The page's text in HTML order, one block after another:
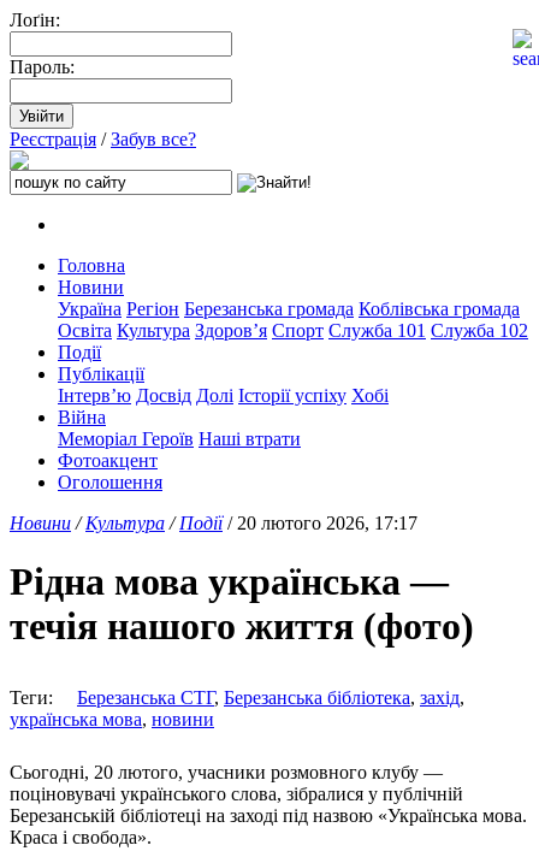
Лоґін:
Пароль:
Реєстрація /Забув все?
Головна
Новини
Україна Регіон Березанська громада Коблівська громада
Освіта Культура Здоров’я Спорт Служба 101 Служба 102
Події
Публікації
Інтерв’ю Досвід Долі Історії успіху Хобі
Війна
Меморіал Героїв Наші втрати
Фотоакцент
Оголошення
Новини /Культура /Події/ 20 лютого 2026, 17:17
Рідна мова українська —
течія нашого життя (фото)
Теги: Березанська СТГ, Березанська бібліотека, захід,
українська мова, новини
Сьогодні, 20 лютого, учасники розмовного клубу —
поціновувачі українського слова, зібралися у публічній
Березанській бібліотеці на заході під назвою «Українська мова.
Краса і свобода».